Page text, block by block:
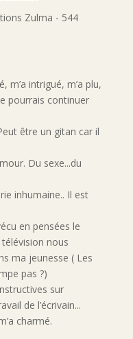
Zulma - 544
m’a intrigué, m’a plu,
pourrais continuer
être un gitan car il
Du sexe...du
inhumaine.. Il est
en pensées le
nous
ma jeunesse ( Les
pas ?)
sur
de l’écrivain...
charmé.